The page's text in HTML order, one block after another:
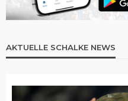
AKTUELLE SCHALKE NEWS